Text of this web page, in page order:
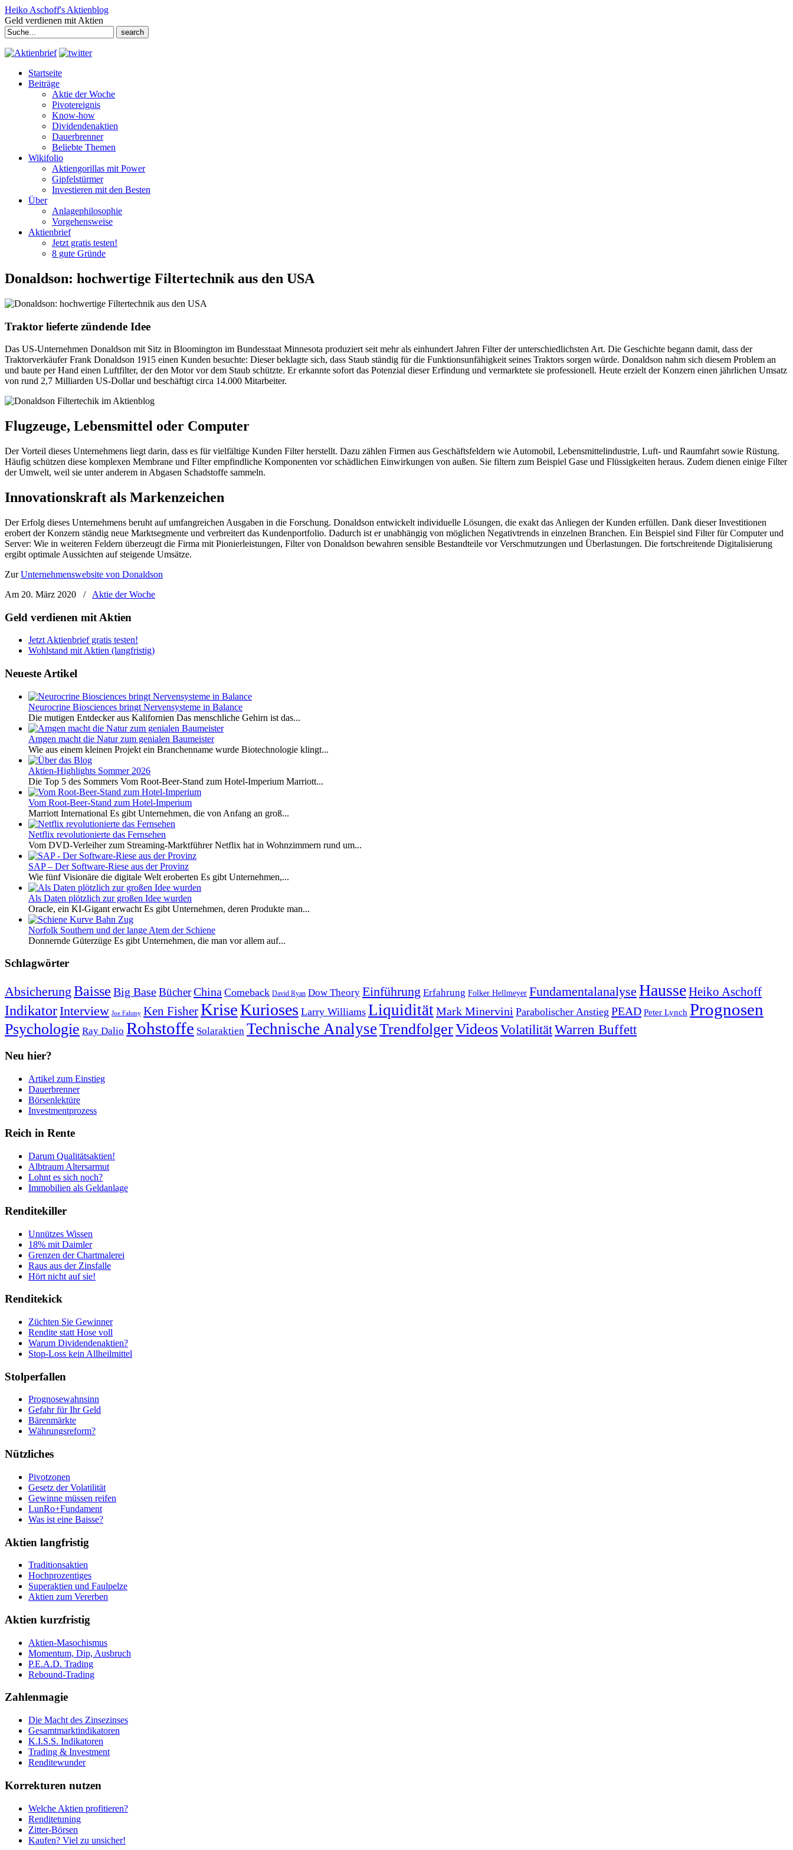
Heiko Aschoff's Aktienblog
Geld verdienen mit Aktien
Search
for:
Startseite
Beiträge
Aktie der Woche
Pivotereignis
Know-how
Dividendenaktien
Dauerbrenner
Beliebte Themen
Wikifolio
Aktiengorillas mit Power
Gipfelstürmer
Investieren mit den Besten
Über
Anlagephilosophie
Vorgehensweise
Aktienbrief
Jetzt gratis testen!
8 gute Gründe
Donaldson: hochwertige Filtertechnik aus den USA
Traktor lieferte zündende Idee
Das US-Unternehmen Donaldson mit Sitz in Bloomington im Bundesstaat Minnesota produziert seit mehr als einhundert Jahren Filter der unterschiedlichsten Art. Die Geschichte begann damit, dass der
Traktorverkäufer Frank Donaldson 1915 einen Kunden besuchte: Dieser beklagte sich, dass Staub ständig für die Funktionsunfähigkeit seines Traktors sorgen würde. Donaldson nahm sich diesem Problem an
und baute per Hand einen Luftfilter, der den Motor vor dem Staub schützte. Er erkannte sofort das Potenzial dieser Erfindung und vermarktete sie professionell. Heute erzielt der Konzern einen jährlichen Umsatz
von rund 2,7 Milliarden US-Dollar und beschäftigt circa 14.000 Mitarbeiter.
Flugzeuge, Lebensmittel oder Computer
Der Vorteil dieses Unternehmens liegt darin, dass es für vielfältige Kunden Filter herstellt. Dazu zählen Firmen aus Geschäftsfeldern wie Automobil, Lebensmittelindustrie, Luft- und Raumfahrt sowie Rüstung.
Häufig schützen diese komplexen Membrane und Filter empfindliche Komponenten vor schädlichen Einwirkungen von außen. Sie filtern zum Beispiel Gase und Flüssigkeiten heraus. Zudem dienen einige Filter
der Umwelt, weil sie unter anderem in Abgasen Schadstoffe sammeln.
Innovationskraft als Markenzeichen
Der Erfolg dieses Unternehmens beruht auf umfangreichen Ausgaben in die Forschung. Donaldson entwickelt individuelle Lösungen, die exakt das Anliegen der Kunden erfüllen. Dank dieser Investitionen
erobert der Konzern ständig neue Marktsegmente und verbreitert das Kundenportfolio. Dadurch ist er unabhängig von möglichen Negativtrends in einzelnen Branchen. Ein Beispiel sind Filter für Computer und
Server: Wie in weiteren Feldern überzeugt die Firma mit Pionierleistungen, Filter von Donaldson bewahren sensible Bestandteile vor Verschmutzungen und Überlastungen. Die fortschreitende Digitalisierung
ergibt optimale Aussichten auf steigende Umsätze.
ZurUnternehmenswebsite von Donaldson
Am 20. März 2020
/ Aktie der Woche
Geld verdienen mit Aktien
Jetzt Aktienbrief gratis testen!
Wohlstand mit Aktien (langfristig)
Neueste Artikel
Neurocrine Biosciences bringt Nervensysteme in Balance
Die mutigen Entdecker aus Kalifornien Das menschliche Gehirn ist das...
Amgen macht die Natur zum genialen Baumeister
Wie aus einem kleinen Projekt ein Branchenname wurde Biotechnologie klingt...
Aktien-Highlights Sommer 2026
Die Top 5 des Sommers Vom Root-Beer-Stand zum Hotel-Imperium Marriott...
Vom Root-Beer-Stand zum Hotel-Imperium
Marriott International Es gibt Unternehmen, die von Anfang an groß...
Netflix revolutionierte das Fernsehen
Vom DVD-Verleiher zum Streaming-Marktführer Netflix hat in Wohnzimmern rund um...
SAP – Der Software-Riese aus der Provinz
Wie fünf Visionäre die digitale Welt eroberten Es gibt Unternehmen,...
Als Daten plötzlich zur großen Idee wurden
Oracle, ein KI-Gigant erwacht Es gibt Unternehmen, deren Produkte man...
Norfolk Southern und der lange Atem der Schiene
Donnernde Güterzüge Es gibt Unternehmen, die man vor allem auf...
Schlagwörter
Absicherung Baisse Big BaseBücherChina Comeback David Ryan Dow Theory Einführung Erfahrung Folker Hellmeyer Fundamentalanalyse HausseHeiko Aschoff
IndikatorInterview Joe Fahmy Ken FisherKriseKurioses Larry Williams LiquiditätMark Minervini Parabolischer Anstieg PEAD Peter Lynch Prognosen
Psychologie Ray Dalio Rohstoffe Solaraktien Technische AnalyseTrendfolgerVideosVolatilitätWarren Buffett
Neu hier?
Artikel zum Einstieg
Dauerbrenner
Börsenlektüre
Investmentprozess
Reich in Rente
Darum Qualitätsaktien!
Albtraum Altersarmut
Lohnt es sich noch?
Immobilien als Geldanlage
Renditekiller
Unnützes Wissen
18% mit Daimler
Grenzen der Chartmalerei
Raus aus der Zinsfalle
Hört nicht auf sie!
Renditekick
Züchten Sie Gewinner
Rendite statt Hose voll
Warum Dividendenaktien?
Stop-Loss kein Allheilmittel
Stolperfallen
Prognosewahnsinn
Gefahr für Ihr Geld
Bärenmärkte
Währungsreform?
Nützliches
Pivotzonen
Gesetz der Volatilität
Gewinne müssen reifen
LunRo+Fundament
Was ist eine Baisse?
Aktien langfristig
Traditionsaktien
Hochprozentiges
Superaktien und Faulpelze
Aktien zum Vererben
Aktien kurzfristig
Aktien-Masochismus
Momentum, Dip, Ausbruch
P.E.A.D. Trading
Rebound-Trading
Zahlenmagie
Die Macht des Zinsezinses
Gesamtmarktindikatoren
K.I.S.S. Indikatoren
Trading & Investment
Renditewunder
Korrekturen nutzen
Welche Aktien profitieren?
Renditetuning
Zitter-Börsen
Kaufen? Viel zu unsicher!